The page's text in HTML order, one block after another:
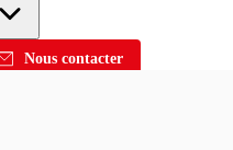
Nous contacter